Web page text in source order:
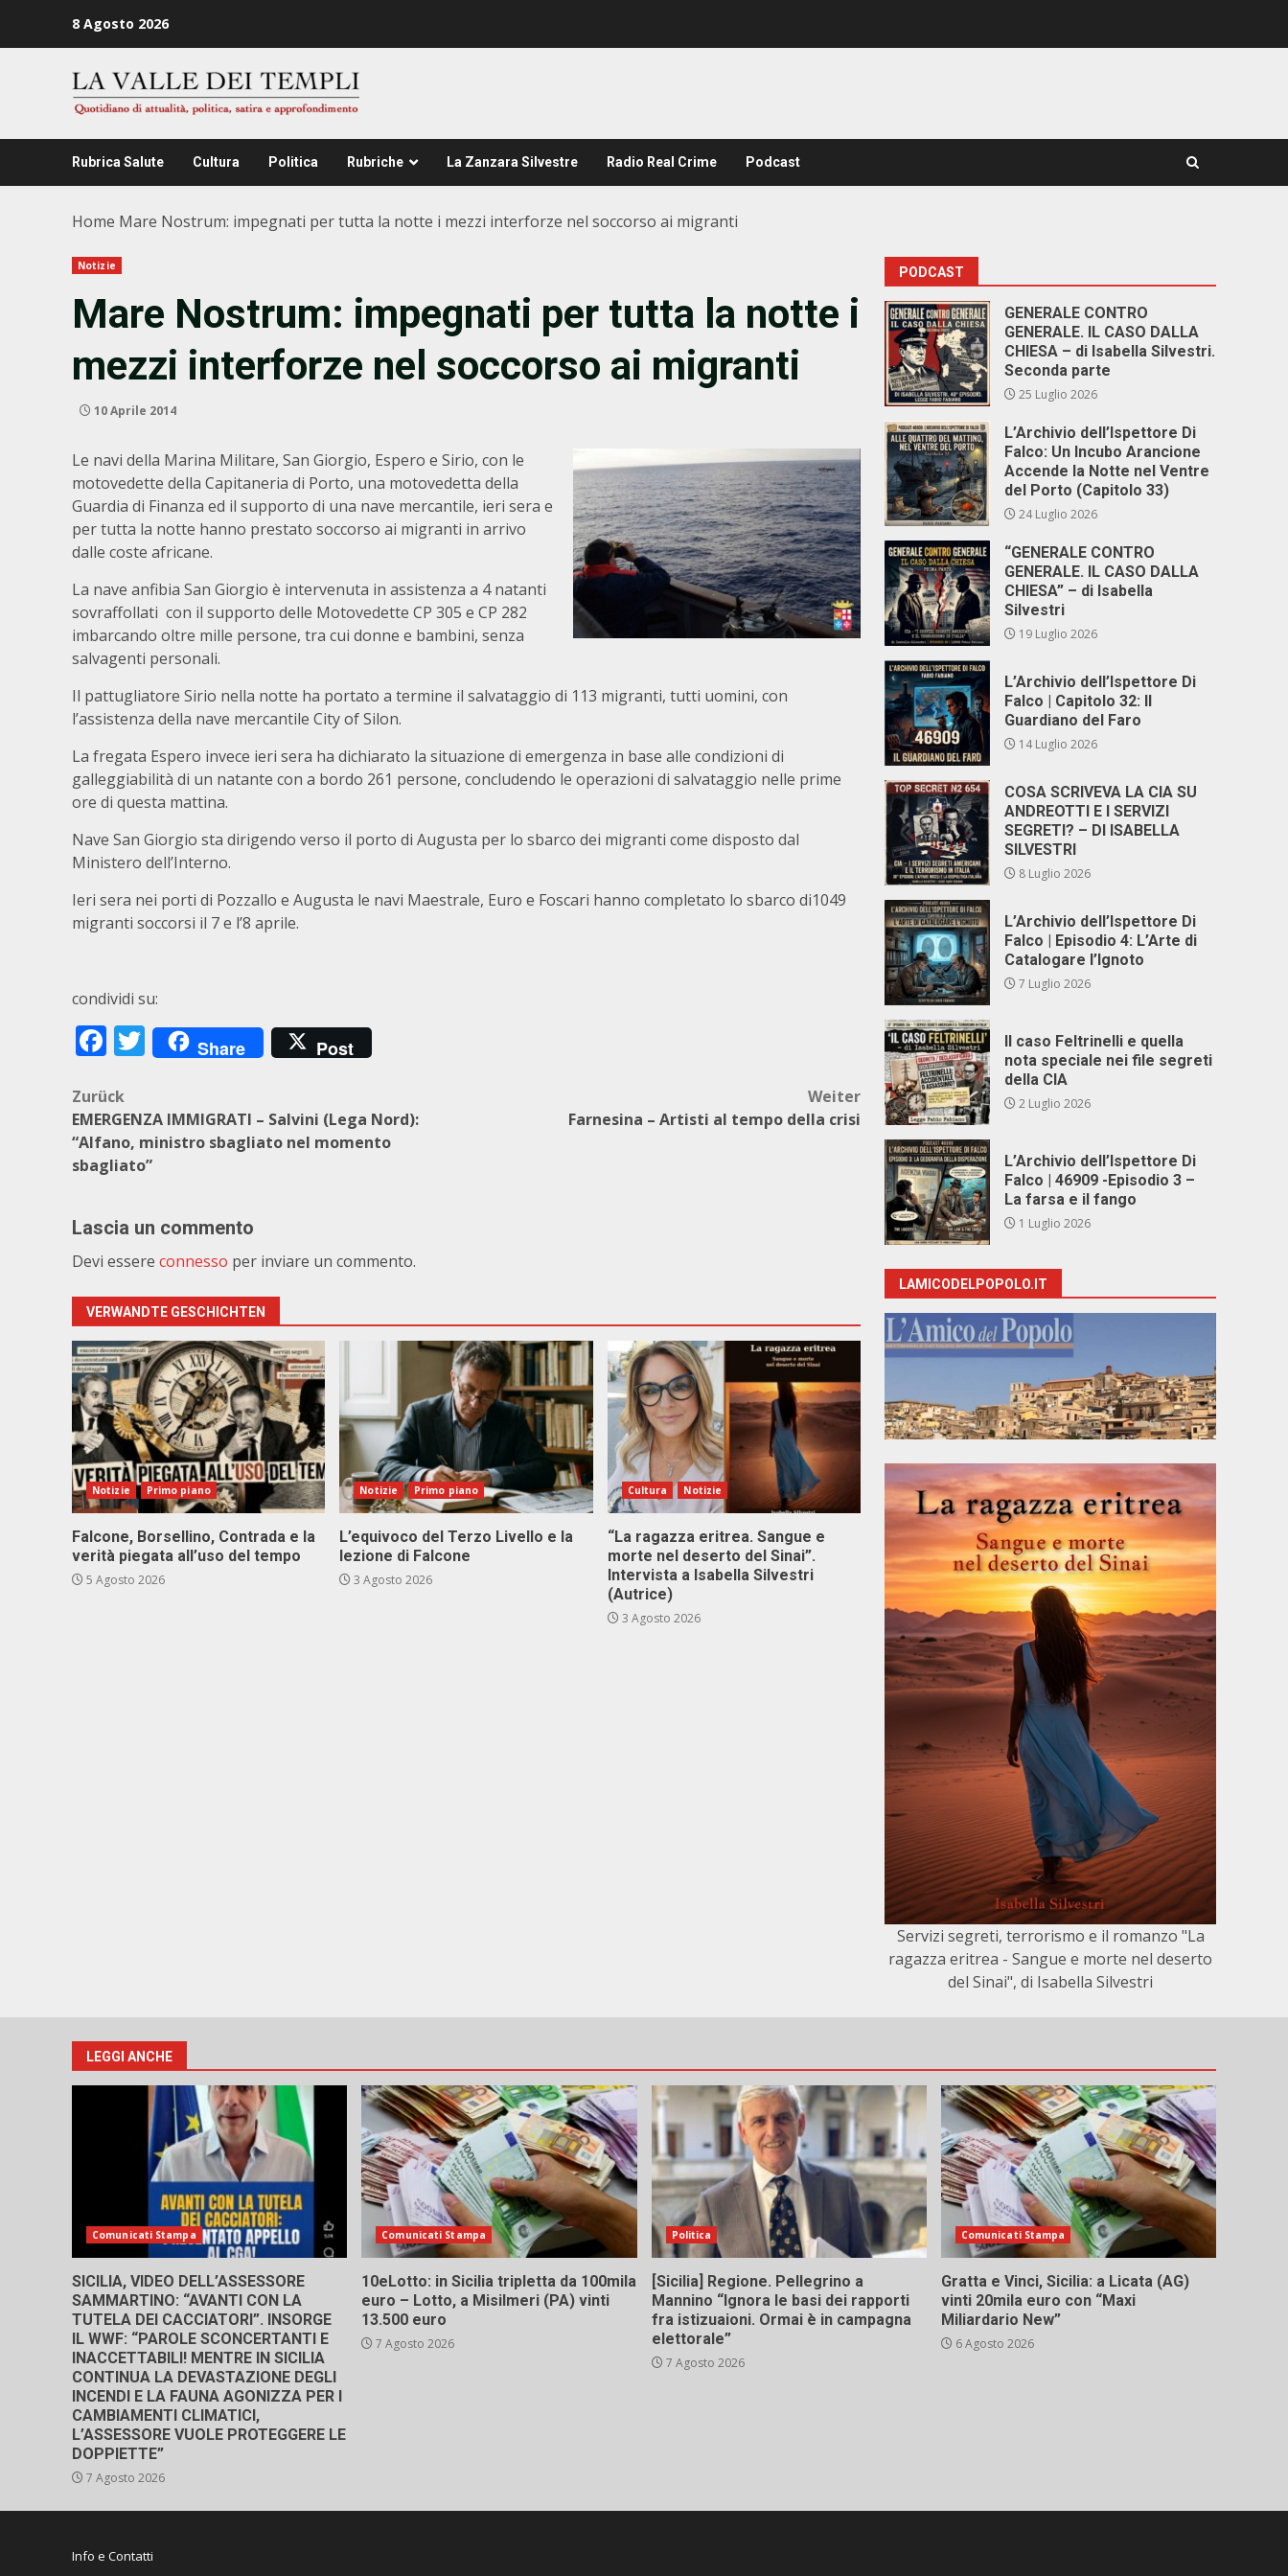
8 Agosto 2026
Rubrica Salute Cultura Politica Rubriche La Zanzara Silvestre Radio Real Crime Podcast
Home Mare Nostrum: impegnati per tutta la notte i mezzi interforze nel soccorso ai migranti
Notizie
Mare Nostrum: impegnati per tutta la notte i
mezzi interforze nel soccorso ai migranti
10 Aprile 2014
Le navi della Marina Militare, San Giorgio, Espero e Sirio, con le
motovedette della Capitaneria di Porto, una motovedetta della
Guardia di Finanza ed il supporto di una nave mercantile, ieri sera e
per tutta la notte hanno prestato soccorso ai migranti in arrivo
dalle coste africane.
La nave anfibia San Giorgio è intervenuta in assistenza a 4 natanti
sovraffollati con il supporto delle Motovedette CP 305 e CP 282
imbarcando oltre mille persone, tra cui donne e bambini, senza
salvagenti personali.
Il pattugliatore Sirio nella notte ha portato a termine il salvataggio di 113 migranti, tutti uomini, con
l’assistenza della nave mercantile City of Silon.
La fregata Espero invece ieri sera ha dichiarato la situazione di emergenza in base alle condizioni di
galleggiabilità di un natante con a bordo 261 persone, concludendo le operazioni di salvataggio nelle prime
ore di questa mattina.
Nave San Giorgio sta dirigendo verso il porto di Augusta per lo sbarco dei migranti come disposto dal
Ministero dell’Interno.
Ieri sera nei porti di Pozzallo e Augusta le navi Maestrale, Euro e Foscari hanno completato lo sbarco di1049
migranti soccorsi il 7 e l’8 aprile.
condividi su:
Facebook
Twitter
Share Post
Beitragsnavigation
Zurück
EMERGENZA IMMIGRATI – Salvini (Lega Nord):
“Alfano, ministro sbagliato nel momento
sbagliato”
Weiter
Farnesina – Artisti al tempo della crisi
Lascia un commento
Devi essere connesso per inviare un commento.
VERWANDTE GESCHICHTEN
Notizie Primo piano
Falcone, Borsellino, Contrada e la
verità piegata all’uso del tempo
5 Agosto 2026
Notizie Primo piano
L’equivoco del Terzo Livello e la
lezione di Falcone
3 Agosto 2026
Cultura Notizie
“La ragazza eritrea. Sangue e
morte nel deserto del Sinai”.
Intervista a Isabella Silvestri
(Autrice)
3 Agosto 2026
PODCAST
GENERALE CONTRO
GENERALE. IL CASO DALLA
CHIESA – di Isabella Silvestri.
Seconda parte
25 Luglio 2026
L’Archivio dell’Ispettore Di
Falco: Un Incubo Arancione
Accende la Notte nel Ventre
del Porto (Capitolo 33)
24 Luglio 2026
“GENERALE CONTRO
GENERALE. IL CASO DALLA
CHIESA” – di Isabella
Silvestri
19 Luglio 2026
L’Archivio dell’Ispettore Di
Falco | Capitolo 32: Il
Guardiano del Faro
14 Luglio 2026
COSA SCRIVEVA LA CIA SU
ANDREOTTI E I SERVIZI
SEGRETI? – DI ISABELLA
SILVESTRI
8 Luglio 2026
L’Archivio dell’Ispettore Di
Falco | Episodio 4: L’Arte di
Catalogare l’Ignoto
7 Luglio 2026
Il caso Feltrinelli e quella
nota speciale nei file segreti
della CIA
2 Luglio 2026
L’Archivio dell’Ispettore Di
Falco | 46909 -Episodio 3 –
La farsa e il fango
1 Luglio 2026
LAMICODELPOPOLO.IT
Servizi segreti, terrorismo e il romanzo "La
ragazza eritrea - Sangue e morte nel deserto
del Sinai", di Isabella Silvestri
LEGGI ANCHE
Comunicati Stampa
SICILIA, VIDEO DELL’ASSESSORE
SAMMARTINO: “AVANTI CON LA
TUTELA DEI CACCIATORI”. INSORGE
IL WWF: “PAROLE SCONCERTANTI E
INACCETTABILI! MENTRE IN SICILIA
CONTINUA LA DEVASTAZIONE DEGLI
INCENDI E LA FAUNA AGONIZZA PER I
CAMBIAMENTI CLIMATICI,
L’ASSESSORE VUOLE PROTEGGERE LE
DOPPIETTE”
7 Agosto 2026
Comunicati Stampa
10eLotto: in Sicilia tripletta da 100mila
euro – Lotto, a Misilmeri (PA) vinti
13.500 euro
7 Agosto 2026
Politica
[Sicilia] Regione. Pellegrino a
Mannino “Ignora le basi dei rapporti
fra istizuaioni. Ormai è in campagna
elettorale”
7 Agosto 2026
Comunicati Stampa
Gratta e Vinci, Sicilia: a Licata (AG)
vinti 20mila euro con “Maxi
Miliardario New”
6 Agosto 2026
Info e Contatti